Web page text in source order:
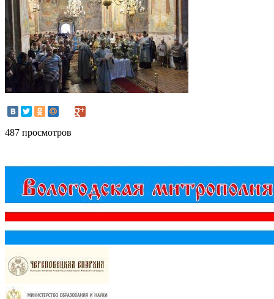
487 просмотров